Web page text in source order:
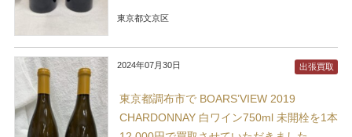
東京都文京区
2024年07月30日
東京都調布市で BOARS’VIEW 2019
CHARDONNAY 白ワイン750ml 未開栓を1本
出張買取